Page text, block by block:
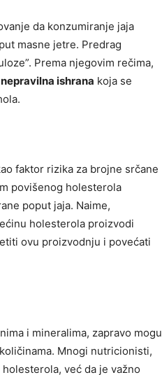
da konzumiranje jaja
masne jetre. Predrag
Prema njegovim rečima,
nepravilna ishrana koja se
faktor rizika za brojne srčane
povišenog holesterola
poput jaja. Naime,
holesterola proizvodi
ovu proizvodnju i povećati
i mineralima, zapravo mogu
Mnogi nutricionisti,
već da je važno